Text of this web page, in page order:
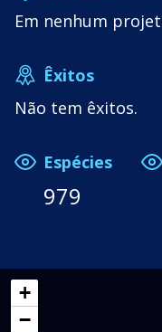
Em nenhum
Êxitos
Não tem êxitos.
Espécies
979
+
−